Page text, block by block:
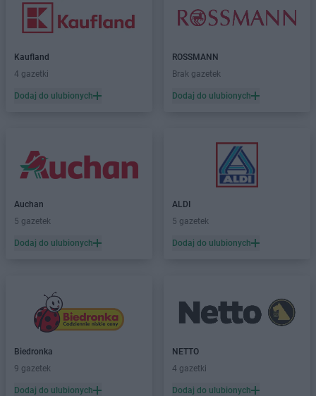
Kaufland
4 gazetki
Dodaj do ulubionych
ROSSMANN
Brak gazetek
Dodaj do ulubionych
Auchan
5 gazetek
Dodaj do ulubionych
ALDI
5 gazetek
Dodaj do ulubionych
Biedronka
9 gazetek
Dodaj do ulubionych
NETTO
4 gazetki
Dodaj do ulubionych